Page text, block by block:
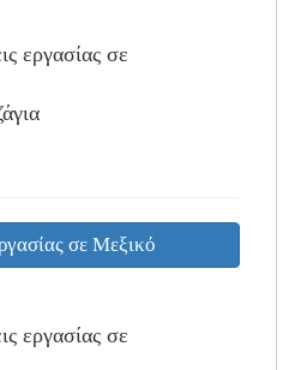
εργασίας σε
σε Μεξικό
εργασίας σε